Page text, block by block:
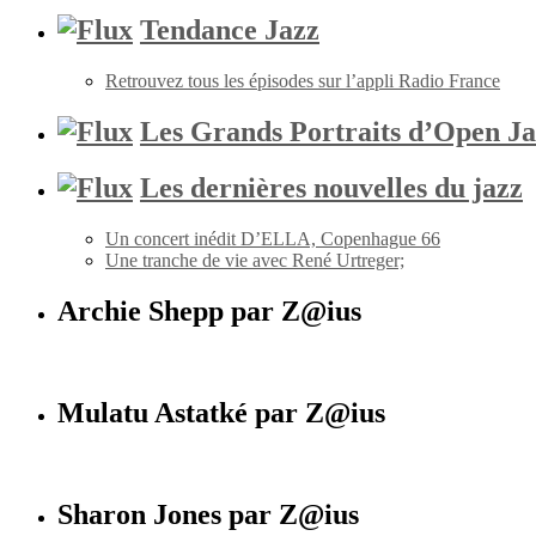
Tendance Jazz
Retrouvez tous les épisodes sur l’appli Radio France
Les Grands Portraits d’Open
Les dernières nouvelles du jazz
Un concert inédit D’ELLA, Copenhague 66
Une tranche de vie avec René Urtreger;
Archie Shepp par Z@ius
Mulatu Astatké par Z@ius
Sharon Jones par Z@ius